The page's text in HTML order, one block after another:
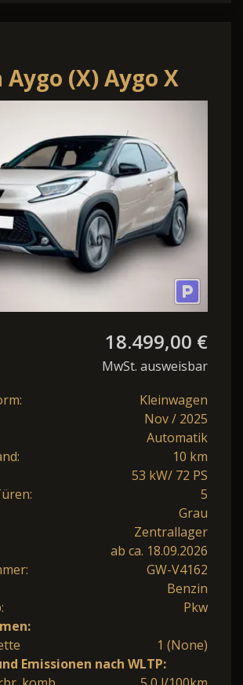
(X) Aygo X
Ed. SHZ ACC
CarPlay
18.499,00 €
MwSt. ausweisbar
Kleinwagen
Nov / 2025
Automatik
10 km
53 kW/ 72 PS
5
Grau
Zentrallager
ab ca. 18.09.2026
GW-V4162
Benzin
Pkw
1 (None)
Emissionen nach WLTP: